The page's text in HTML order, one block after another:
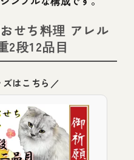
せち料理 アレル
2段12品目
はこちら／